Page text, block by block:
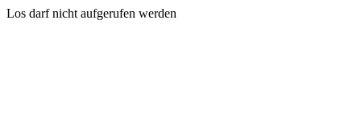
Los darf nicht aufgerufen werden